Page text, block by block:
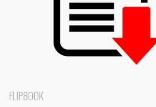
FLIPBOOK